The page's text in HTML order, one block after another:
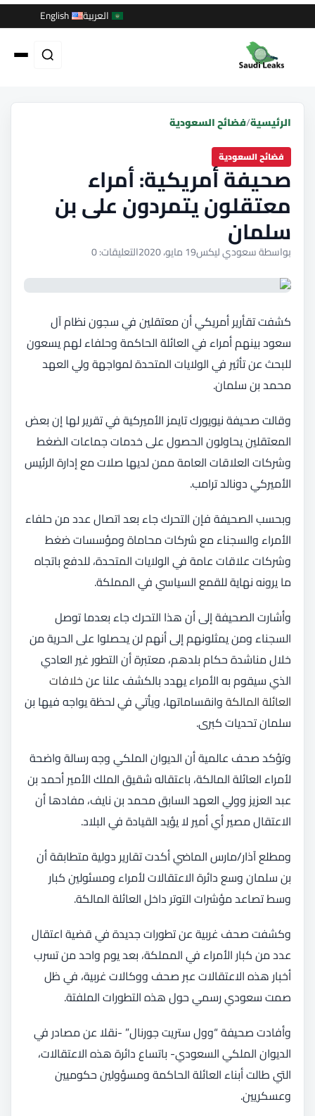
العربية English
الرئيسية/فضائح السعودية
فضائح السعودية
صحيفة أمريكية: أمراء
معتقلون يتمردون على بن
سلمان
بواسطة سعودي ليكس19 مايو، 2020 التعليقات: 0
كشفت تقأرير أمريكي أن معتقلين في سجون نظام آل
سعود بينهم أمراء في العائلة الحاكمة وحلفاء لهم يسعون
للبحث عن تأثير في الولايات المتحدة لمواجهة ولي العهد
محمد بن سلمان.
وقالت صحيفة نيويورك تايمز الأميركية في تقرير لها إن بعض
المعتقلين يحاولون الحصول على خدمات جماعات الضغط
وشركات العلاقات العامة ممن لديها صلات مع إدارة الرئيس
الأميركي دونالد ترامب.
وبحسب الصحيفة فإن التحرك جاء بعد اتصال عدد من حلفاء
الأمراء والسجناء مع شركات محاماة ومؤسسات ضغط
وشركات علاقات عامة في الولايات المتحدة، للدفع باتجاه
ما يرونه نهاية للقمع السياسي في المملكة.
وأشارت الصحيفة إلى أن هذا التحرك جاء بعدما توصل
السجناء ومن يمثلونهم إلى أنهم لن يحصلوا على الحرية من
خلال مناشدة حكام بلدهم، معتبرة أن التطور غير العادي
الذي سيقوم به الأمراء يهدد بالكشف علنا عنخلافات
العائلة المالكةوانقساماتها، ويأتي في لحظة يواجه فيها بن
سلمان تحديات كبرى.
وتؤكد صحف عالمية أن الديوان الملكي وجه رسالة واضحة
لأمراء العائلة المالكة، باعتقاله شقيق الملك الأمير أحمد بن
عبد العزيز وولي العهد السابق محمد بن نايف، مفادها أن
الاعتقال مصير أي أمير لا يؤيد القيادة في البلاد.
ومطلع آذار/مارس الماضي أكدت تقارير دولية متطابقة أن
بن سلمان وسع دائرة الاعتقالات لأمراء ومسئولين كبار
وسط تصاعد مؤشرات التوتر داخل العائلة المالكة.
وكشفت صحف غربية عن تطورات جديدة في قضية اعتقال
عدد من كبار الأمراء في المملكة، بعد يوم واحد من تسرب
أخبار هذه الاعتقالات عبر صحف ووكالات غربية، في ظل
صمت سعودي رسمي حول هذه التطورات الملفتة.
وأفادت صحيفة “وول ستريت جورنال” -نقلا عن مصادر في
الديوان الملكي السعودي- باتساع دائرة هذه الاعتقالات،
التي طالت أبناء العائلة الحاكمة ومسؤولين حكوميين
وعسكريين.